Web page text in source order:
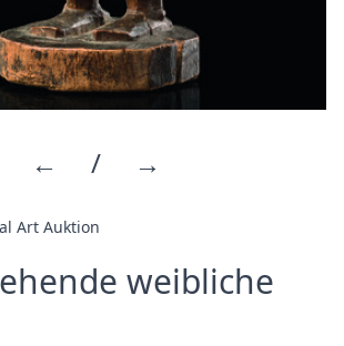
← / →
Art Auktion
weibliche